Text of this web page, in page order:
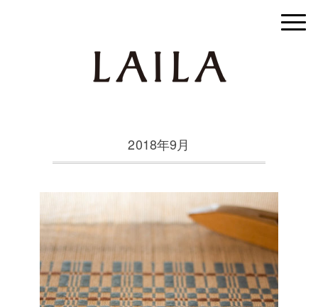
2018年9月